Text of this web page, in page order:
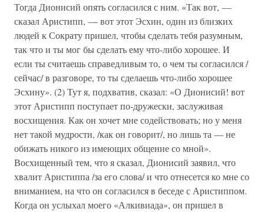
Тогда Дионисий опять согласился с ним. «Так вот, —
сказал Аристипп, — вот этот Эсхин, один из близких
людей к Сократу пришел, чтобы сделать тебя разумным,
так что и ты мог бы сделать ему что-либо хорошее. И
если ты считаешь справедливым то, о чем ты согласился /
сейчас/ в разговоре, то ты сделаешь что-либо хорошее
Эсхину». (2) Тут я, подхватив, сказал: «О Дионисий! вот
этот Аристипп поступает по-дружески, заслуживая
восхищения. Как он хочет мне содействовать; но у меня
нет такой мудрости, /как он говорит/, но лишь та — не
обижать никого из имеющих общение со мной».
Восхищенный тем, что я сказал, Дионисий заявил, что
хвалит Аристиппа /за его слова/ и что отнесется ко мне со
вниманием, на что он согласился в беседе с Аристиппом.
Когда он услыхал моего «Алкивиада», он пришел в